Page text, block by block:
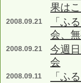
果は
2008.09.21
「ふ
会、
2008.09.21
今週
会
2008.09.11
「ふ